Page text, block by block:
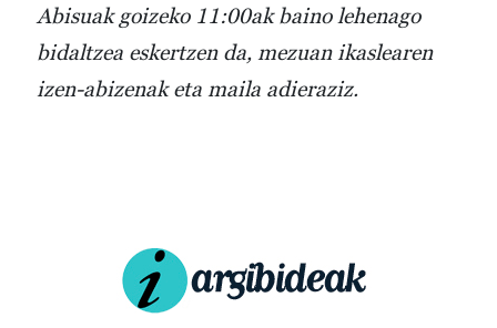
Abisuak goizeko 11:00ak baino lehenago
bidaltzea eskertzen da, mezuan ikaslearen
izen-abizenak eta maila adieraziz.